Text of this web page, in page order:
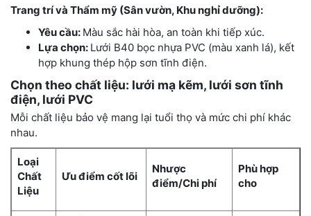
Trang trí và Thẩm mỹ (Sân vườn, Khu nghỉ dưỡng):
Yêu cầu: Màu sắc hài hòa, an toàn khi tiếp xúc.
Lựa chọn: Lưới B40 bọc nhựa PVC (màu xanh lá), kết
hợp khung thép hộp sơn tĩnh điện.
Chọn theo chất liệu: lưới mạ kẽm, lưới sơn tĩnh
điện, lưới PVC
Mỗi chất liệu bảo vệ mang lại tuổi thọ và mức chi phí khác
nhau.
Loại
Chất
Liệu
Ưu điểm cốt lõi
Nhược
điểm/Chi phí
Phù hợp
cho